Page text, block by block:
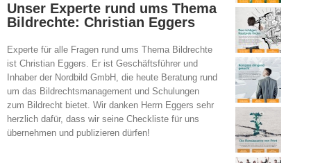
Unser Experte rund ums Thema
Bildrechte: Christian Eggers
Experte für alle Fragen rund ums Thema Bildrechte
ist Christian Eggers. Er ist Geschäftsführer und
Inhaber der Nordbild GmbH, die heute Beratung rund
um das Bildrechtsmanagement und Schulungen
zum Bildrecht bietet. Wir danken Herrn Eggers sehr
herzlich dafür, dass wir seine Checkliste für uns
übernehmen und publizieren dürfen!